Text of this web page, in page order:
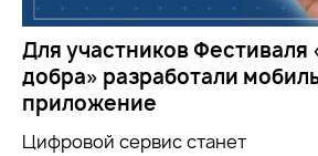
Для участников Фестиваля
добра» разработали
приложение
Цифровой сервис станет